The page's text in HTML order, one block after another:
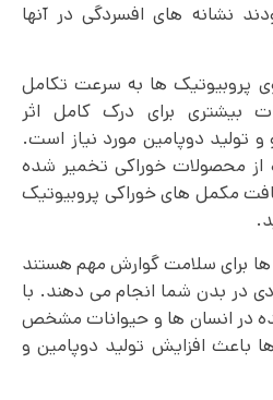
نشانه های افسردگی در آنها
پروبیوتیک ها به سرعت تکامل
بیشتری برای درک کامل اثر
تولید دوپامین مورد نیاز است.
از محصولات خوراکی تخمیر شده
مکمل های خوراکی پروبیوتیک
ها برای سلامت گوارش مهم هستند
در بدن شما انجام می دهند. با
در انسان ها و حیوانات مشخص
باعث افزایش تولید دوپامین و